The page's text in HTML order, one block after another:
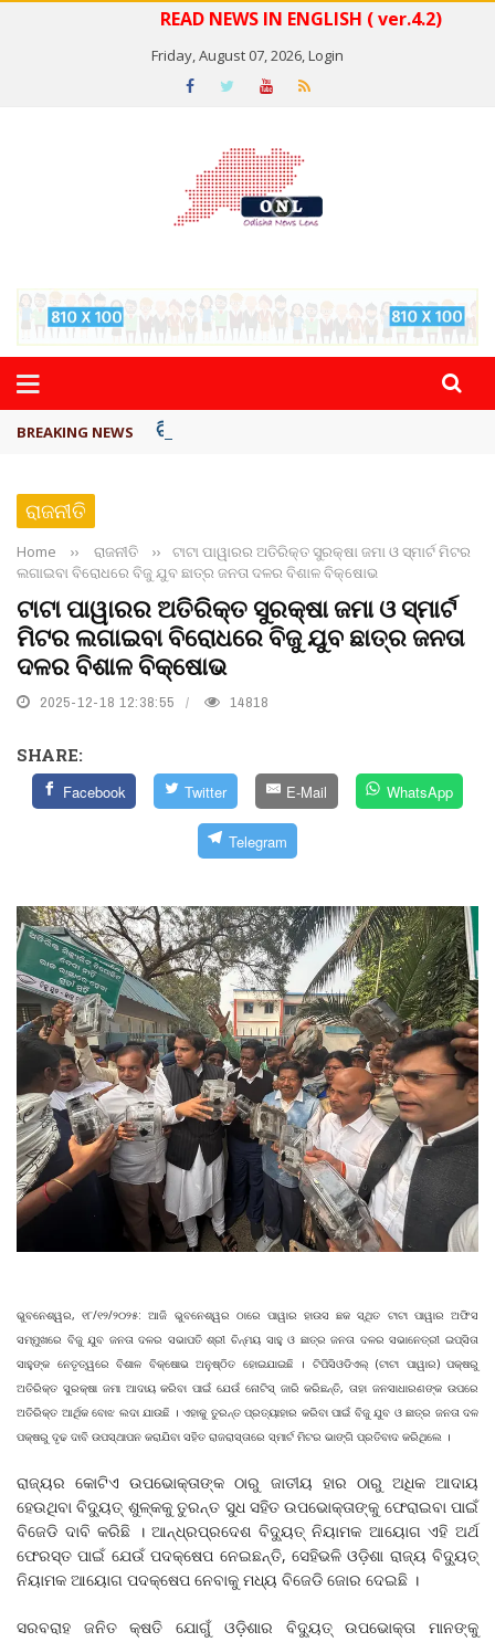
READ NEWS IN ENGLISH ( ver.4.2)
Friday, August 07, 2026,Login
BREAKING NEWS ବିଏସ୍‌ପିର ବିଧାୟକ ଉମା ଶଙ୍କର ସିଂହଙ୍କ ...
ରାଜନୀତି
Home ›› ରାଜନୀତି ››
ଟାଟା ପାୱାରର ଅତିରିକ୍ତ ସୁରକ୍ଷା ଜମା ଓ ସ୍ମାର୍ଟ ମିଟର
ଲଗାଇବା ବିରୋଧରେ ବିଜୁ ଯୁବ ଛାତ୍ର ଜନତା ଦଳର ବିଶାଳ ବିକ୍ଷୋଭ
ଟାଟା ପାୱାରର ଅତିରିକ୍ତ ସୁରକ୍ଷା ଜମା ଓ ସ୍ମାର୍ଟ
ମିଟର ଲଗାଇବା ବିରୋଧରେ ବିଜୁ ଯୁବ ଛାତ୍ର ଜନତା
ଦଳର ବିଶାଳ ବିକ୍ଷୋଭ
2025-12-18 12:38:55 14818
SHARE:
Facebook Twitter E-Mail WhatsApp
Telegram
ଭୁବନେଶ୍ୱର, ୧୮/୧୨/୨୦୨୫: ଆଜି ଭୁବନେଶ୍ୱର ଠାରେ ପାୱାର ହାଉସ ଛକ ସ୍ଥିତ ଟାଟା ପାୱାର ଅଫିସ
ସମ୍ମୁଖରେ ବିଜୁ ଯୁବ ଜନତା ଦଳର ସଭାପତି ଶ୍ରୀ ଚିନ୍ମୟ ସାହୁ ଓ ଛାତ୍ର ଜନତା ଦଳର ସଭାନେତ୍ରୀ ଇପ୍ସିତା
ସାହୁଙ୍କ ନେତୃତ୍ୱରେ ବିଶାଳ ବିକ୍ଷୋଭ ଅନୁଷ୍ଠିତ ହୋଇଯାଇଛି । ଟିପିସିଓଡିଏଲ୍ (ଟାଟା ପାୱାର) ପକ୍ଷରୁ
ଅତିରିକ୍ତ ସୁରକ୍ଷା ଜମା ଆଦାୟ କରିବା ପାଇଁ ଯେଉଁ ନୋଟିସ୍ ଜାରି କରିଛନ୍ତି, ତାହା ଜନସାଧାରଣଙ୍କ ଉପରେ
ଅତିରିକ୍ତ ଆର୍ଥିକ ବୋଝ ଲଦା ଯାଉଛି । ଏହାକୁ ତୁରନ୍ତ ପ୍ରତ୍ୟାହାର କରିବା ପାଇଁ ବିଜୁ ଯୁବ ଓ ଛାତ୍ର ଜନତା ଦଳ
ପକ୍ଷରୁ ଦୃଢ ଦାବି ଉପସ୍ଥାପନ କରାଯିବା ସହିତ ରାଜରାସ୍ତାରେ ସ୍ମାର୍ଟ ମିଟର ଭାଙ୍ଗି ପ୍ରତିବାଦ କରିଥିଲେ ।
ରାଜ୍ୟର କୋଟିଏ ଉପଭୋକ୍ତାଙ୍କ ଠାରୁ ଜାତୀୟ ହାର ଠାରୁ ଅଧିକ ଆଦାୟ
ହେଉଥିବା ବିଦୁ୍ୟତ୍ ଶୁଳ୍କକୁ ତୁରନ୍ତ ସୁଧ ସହିତ ଉପଭୋକ୍ତାଙ୍କୁ ଫେରାଇବା ପାଇଁ
ବିଜେଡି ଦାବି କରିଛି । ଆନ୍ଧ୍ରପ୍ରଦେଶ ବିଦୁ୍ୟତ୍ ନିୟାମକ ଆୟୋଗ ଏହି ଅର୍ଥ
ଫେରସ୍ତ ପାଇଁ ଯେଉଁ ପଦକ୍ଷେପ ନେଇଛନ୍ତି, ସେହିଭଳି ଓଡ଼ିଶା ରାଜ୍ୟ ବିଦୁ୍ୟତ୍
ନିୟାମକ ଆୟୋଗ ପଦକ୍ଷେପ ନେବାକୁ ମଧ୍ୟ ବିଜେଡି ଜୋର ଦେଇଛି ।
ସରବରାହ ଜନିତ କ୍ଷତି ଯୋଗୁଁ ଓଡ଼ିଶାର ବିଦୁ୍ୟତ୍ ଉପଭୋକ୍ତା ମାନଙ୍କୁ